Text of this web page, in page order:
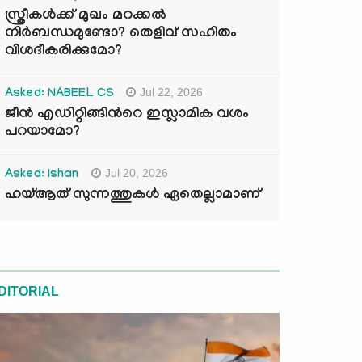
സ്ത്രീകൾക്ക് മുഖം മറക്കൽ
നിർബന്ധമുണ്ടോ? തെളിവ് സഹിതം
വിശദീകരിക്കുമോ?
Asked: NABEEL CS Jul 22, 2026
ജീൻ എഡിറ്റിങ്ങിന്‍റെ ഇസ്ലാമിക വശം
പറയാമോ?
Asked: Ishan Jul 20, 2026
ഹയ്ആത് സുന്നത്തുകൾ ഏതെല്ലാമാണ്